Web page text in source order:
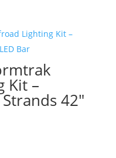
Kit –
42″